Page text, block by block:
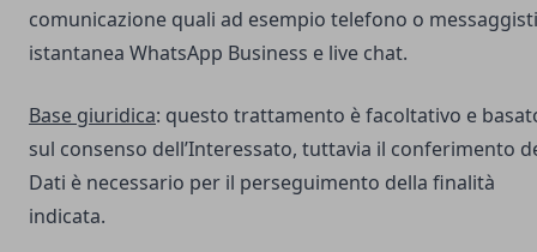
comunicazione quali ad esempio telefono o
istantanea WhatsApp Business e live chat.
Base giuridica: questo trattamento è facoltativo e
sul consenso dell’Interessato, tuttavia il conferimento
Dati è necessario per il perseguimento della finalità
indicata.